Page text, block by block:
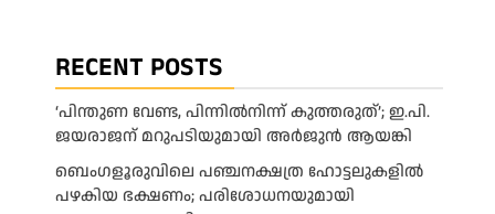
RECENT POSTS
‘പിന്തുണ വേണ്ട, പിന്നിൽനിന്ന് കുത്തരുത്’; ഇ.പി.
ജയരാജന് മറുപടിയുമായി അർജുൻ ആയങ്കി
ബെംഗളൂരുവിലെ പഞ്ചനക്ഷത്ര ഹോട്ടലുകളിൽ
പഴകിയ ഭക്ഷണം; പരിശോധനയുമായി